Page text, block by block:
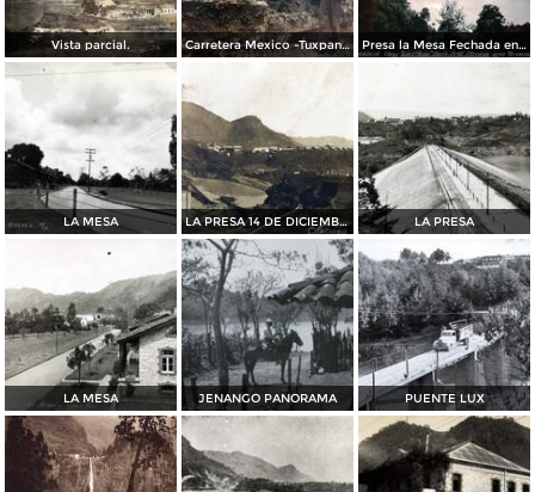
Vista parcial. Carretera Mexico -Tuxpan Veracruz Tramo Necaxa Villa Juarez Km.420 Presa la Mesa Fechada en Noviembre de 1916
LA MESA LA PRESA 14 DE DICIEMBREDE 1909 LA PRESA
LA MESA JENANGO PANORAMA PUENTE LUX